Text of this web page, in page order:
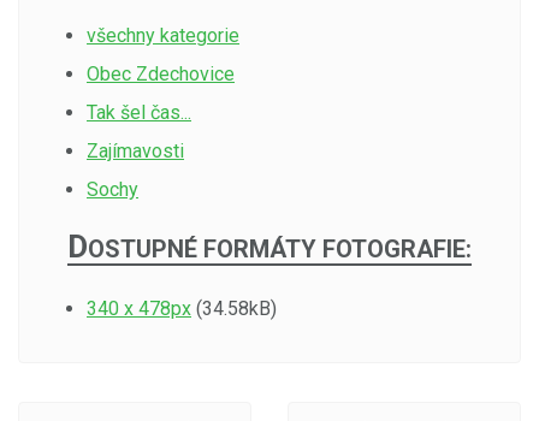
všechny kategorie
Obec Zdechovice
Tak šel čas...
Zajímavosti
Sochy
DOSTUPNÉ FORMÁTY FOTOGRAFIE:
340 x 478px (34.58kB)